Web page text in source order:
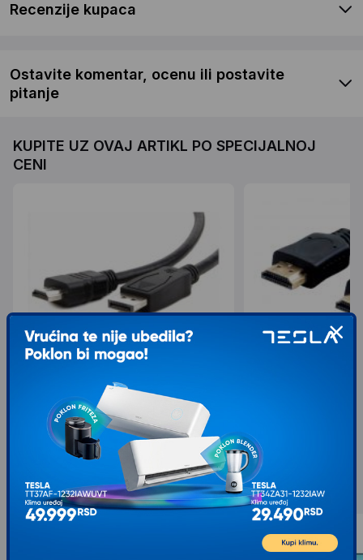
Recenzije kupaca
Ostavite komentar, ocenu ili postavite
pitanje
KUPITE UZ OVAJ ARTIKL PO SPECIJALNOJ
CENI
GEMBIRD DisplayPort na HDMI kabl, 1m,
749,00
sa 10% popusta
Slični proizvodi